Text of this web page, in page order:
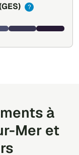
?
à
Mer et